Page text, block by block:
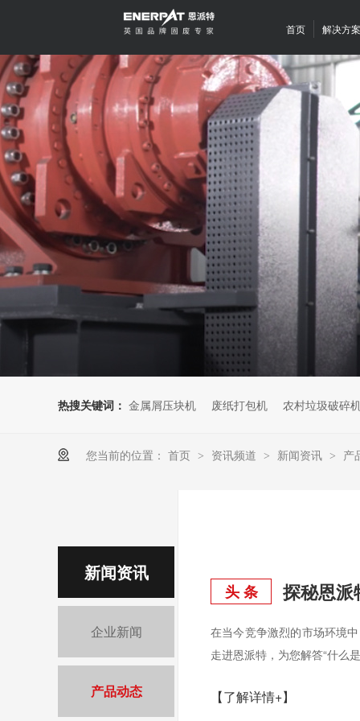
首页 解决方案
热搜关键词： 金属屑压块机 废纸打包机 农村垃圾破碎
您当前的位置： 首页 > 资讯频道 > 新闻资讯 > 产
头 条
在当今竞争激烈的市场环境
走进恩派特，为您解答“什么
【了解详情+】
新闻资讯
企业新闻
产品动态